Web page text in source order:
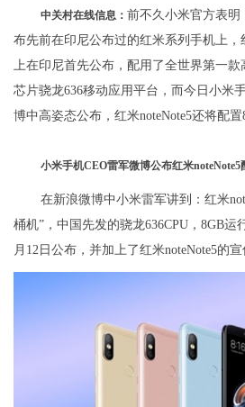
中关村在线信息： 前不久小米官方表明
布先前在印尼公布过的红米系列手机上，
上在印尼首先公布，配用了全世界第一款
芯片骁龙636移动应用平台，而今日小米
博中高姿态公布，红米noteNote5还将配置
小米手机CEO雷军微博公布红米noteNote5
在新浪微博中小米雷军讲到：红米
桶机”，中国先发的骁龙636CPU，8GB运
月12日公布，并加上了红米noteNote5的宣